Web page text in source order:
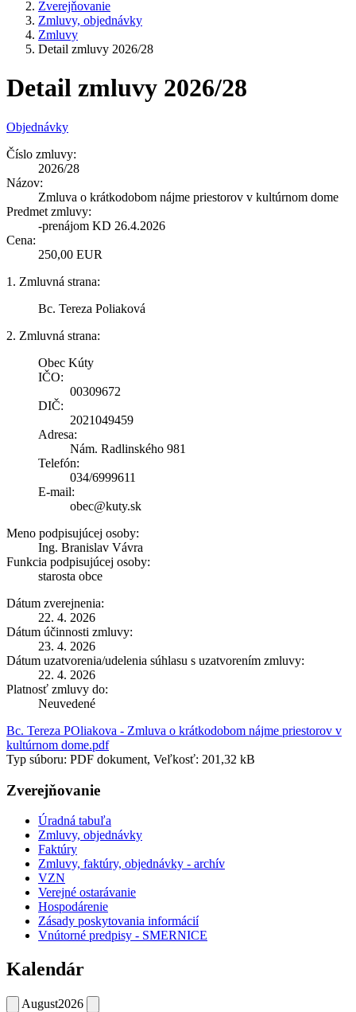
Zverejňovanie
Zmluvy, objednávky
Zmluvy
Detail zmluvy 2026/28
Detail zmluvy 2026/28
Objednávky
Číslo zmluvy:
2026/28
Názov:
Zmluva o krátkodobom nájme priestorov v kultúrnom dome
Predmet zmluvy:
-prenájom KD 26.4.2026
Cena:
250,00 EUR
1. Zmluvná strana:
Bc. Tereza Poliaková
2. Zmluvná strana:
Obec Kúty
IČO:
00309672
DIČ:
2021049459
Adresa:
Nám. Radlinského 981
Telefón:
034/6999611
E-mail:
obec@kuty.sk
Meno podpisujúcej osoby:
Ing. Branislav Vávra
Funkcia podpisujúcej osoby:
starosta obce
Dátum zverejnenia:
22. 4. 2026
Dátum účinnosti zmluvy:
23. 4. 2026
Dátum uzatvorenia/udelenia súhlasu s uzatvorením zmluvy:
22. 4. 2026
Platnosť zmluvy do:
Neuvedené
Bc. Tereza POliakova - Zmluva o krátkodobom nájme priestorov v
kultúrnom dome.pdf
Typ súboru: PDF dokument, Veľkosť: 201,32 kB
Zverejňovanie
Úradná tabuľa
Zmluvy, objednávky
Faktúry
Zmluvy, faktúry, objednávky - archív
VZN
Verejné ostarávanie
Hospodárenie
Zásady poskytovania informácií
Vnútorné predpisy - SMERNICE
Kalendár
August2026